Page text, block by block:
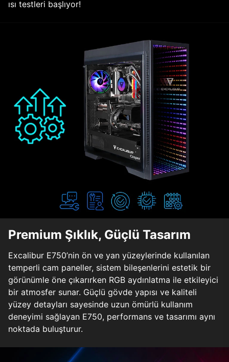
ısı testleri başlıyor!
Premium Şıklık, Güçlü Tasarım
Excalibur E750’nin ön ve yan yüzeylerinde kullanılan
temperli cam paneller, sistem bileşenlerini estetik bir
görünümle öne çıkarırken RGB aydınlatma ile etkileyici
bir atmosfer sunar. Güçlü gövde yapısı ve kaliteli
yüzey detayları sayesinde uzun ömürlü kullanım
deneyimi sağlayan E750, performans ve tasarımı aynı
noktada buluşturur.